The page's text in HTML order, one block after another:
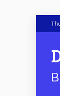
to